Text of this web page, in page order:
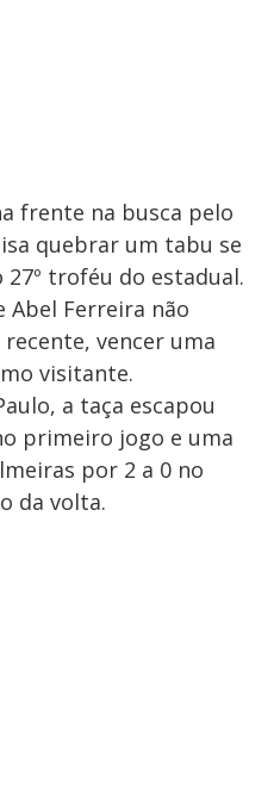
frente na busca pelo
quebrar um tabu se
troféu do estadual.
Abel Ferreira não
vencer uma
visitante.
a taça escapou
primeiro jogo e uma
por 2 a 0 no
da volta.